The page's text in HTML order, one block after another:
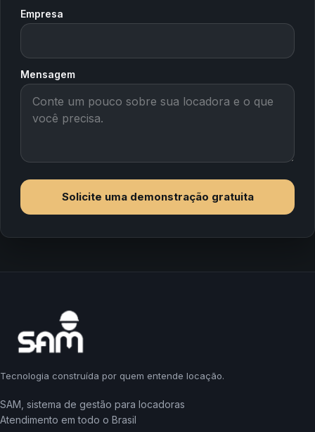
Empresa
Mensagem
Solicite uma demonstração gratuita
Tecnologia construída por quem entende locação.
SAM, sistema de gestão para locadoras
Atendimento em todo o Brasil